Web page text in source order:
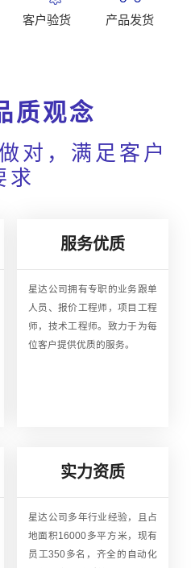
客户验货 产品发货
质观念
对，满足客户
求
服务优质
星达公司拥有专职的业务跟单
人员、报价工程师，项目工程
师，技术工程师。致力于为每
位客户提供优质的服务。
实力资质
星达公司多年行业经验，且占
地面积16000多平方米，现有
员工350多名，齐全的自动化